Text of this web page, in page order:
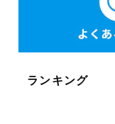
ランキング